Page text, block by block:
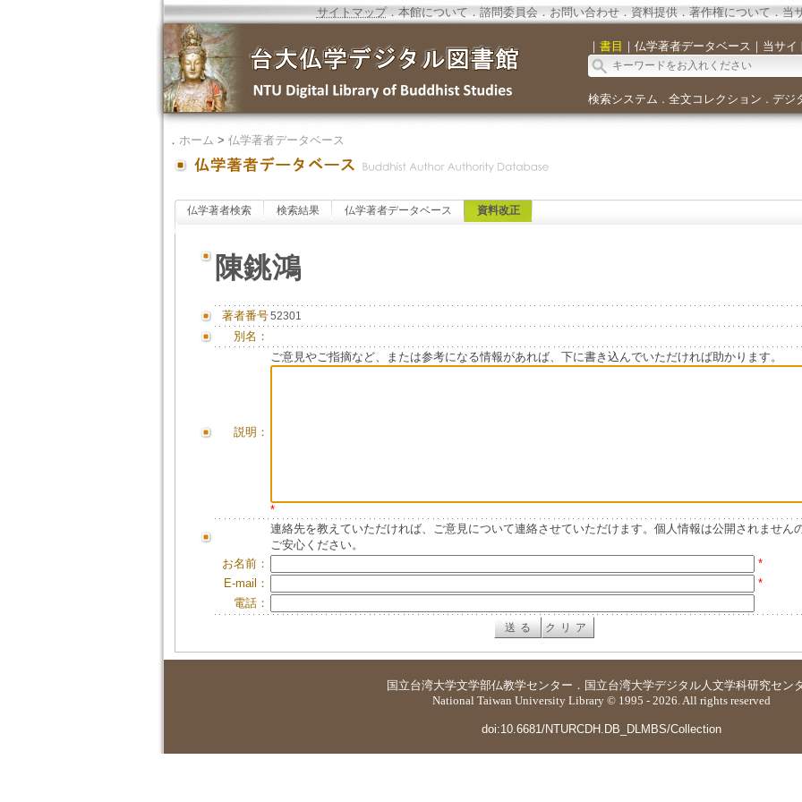
サイトマップ．本館について．諮問委員会． お問い合わせ． 資料提供．著作権について．当
｜ 書目 ｜ 仏学著者データベース ｜ 当サイ
検索システム ． 全文コレクション ． デジ
． ホーム > 仏学著者データベース
仏学著者検索 検索結果 仏学著者データベース 資料改正
陳銚鴻
著者番号52301
別名：
説明：
ご意見やご指摘など、または参考になる情報があれば、下に書き込んでいただければ助かります。
*
連絡先を教えていただければ、ご意見について連絡させていただけます。個人情報は公開されません
ご安心ください。
お名前：
*
E-mail：
*
電話：
国立台湾大学文学部仏教学センター ． 国立台湾大学デジタル人文学科研究セン
National Taiwan University Library © 1995 - 2026. All rights reserved
doi:10.6681/NTURCDH.DB_DLMBS/Collection